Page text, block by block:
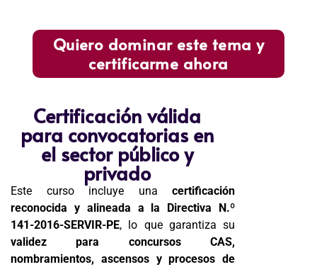
Quiero dominar este tema y
certificarme ahora
Certificación válida
para convocatorias en
el sector público y
privado
Este curso incluye unacertificación
reconocida y alineada a la Directiva N.º
141-2016-SERVIR-PE, lo que garantiza su
validez para concursos CAS,
nombramientos, ascensos y procesos de